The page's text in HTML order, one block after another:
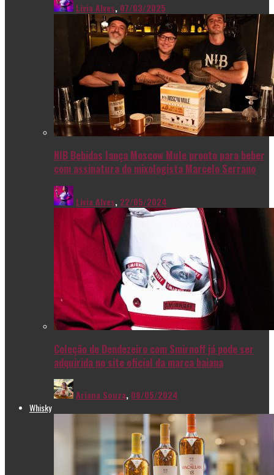
Livia Alves, 07/03/2025
NIB Bebidas lança Moscow Mule pronto para beber
com assinatura do mixologista Marcelo Serrano
Livia Alves, 22/05/2024
Coleção de Dendezeiro com Smirnoff já pode ser
adquirida no site oficial da marca baiana
Ariana Souza, 08/05/2024
Whisky